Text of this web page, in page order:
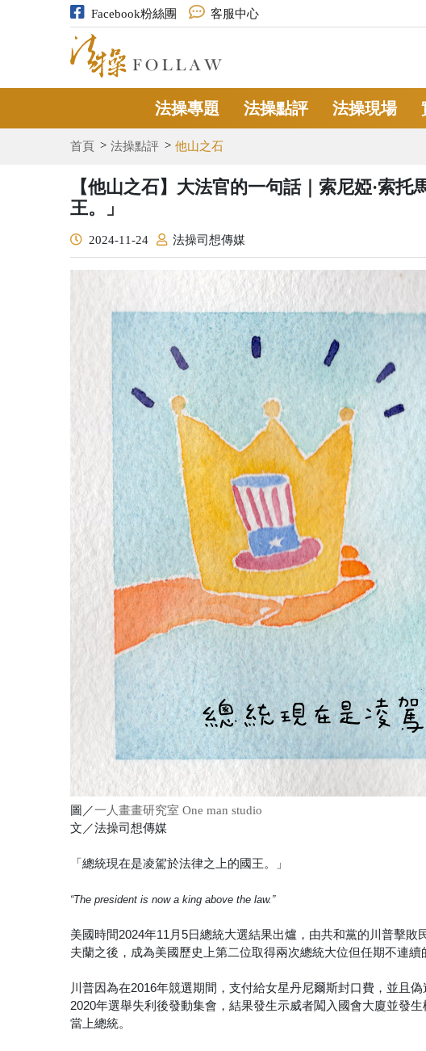
Facebook粉絲團 客服中心
法操專題 法操點評 法操現場
首頁 法操點評 他山之石
【他山之石】大法官的一句話｜索尼婭·索
王。」
2024-11-24 法操司想傳媒
圖／一人畫畫研究室 One man studio
文／法操司想傳媒
「總統現在是凌駕於法律之上的國王。」
“The president is now a king above the law.”
美國時間2024年11月5日總統大選結果出爐，由共和黨的川普擊
夫蘭之後，成為美國歷史上第二位取得兩次總統大位但任期不連續
川普因為在2016年競選期間，支付給女星丹尼爾斯封口費，並且
2020年選舉失利後發動集會，結果發生示威者闖入國會大廈並發
當上總統。